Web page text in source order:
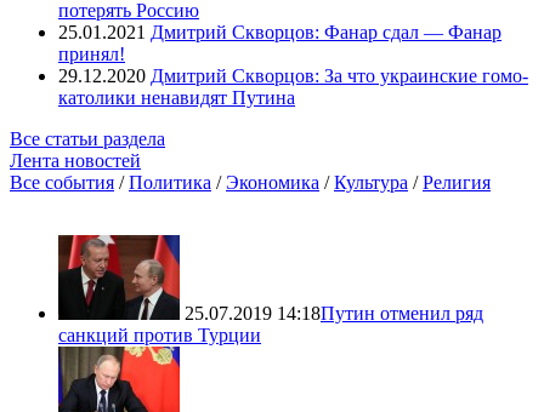
потерять Россию
25.01.2021 Дмитрий Скворцов: Фанар сдал — Фанар
принял!
29.12.2020 Дмитрий Скворцов: За что украинские гомо-
католики ненавидят Путина
Все статьи раздела
Лента новостей
Все события /Политика /Экономика /Культура /Религия
25.07.2019 14:18Путин отменил ряд
санкций против Турции